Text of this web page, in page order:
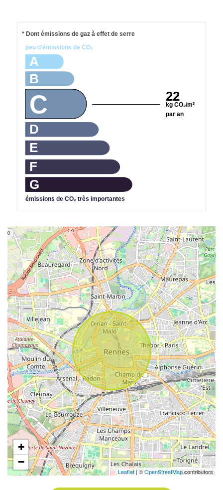
22
kg CO₂/m²
par an
A
B
C
D
E
F
G
émissions de CO₂ très importantes
peu d'émissions de CO₂
* Dont émissions de gaz à effet de serre
+
−
Leaflet| ©OpenStreetMapcontributors